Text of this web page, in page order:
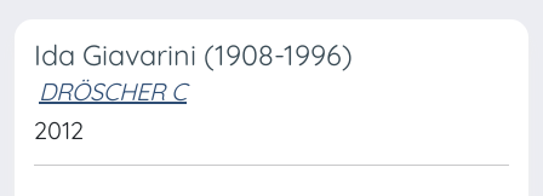
Ida Giavarini (1908-1996)
DRÖSCHER C
2012